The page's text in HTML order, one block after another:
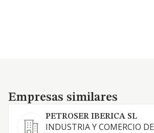
Empresas similares
Empresas similares
PETROSER IBERICA SL
INDUSTRIA Y COMERCIO DE